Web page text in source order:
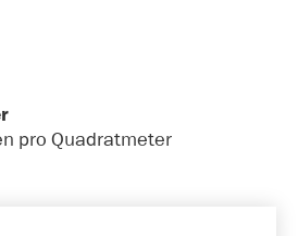
pro Quadratmeter